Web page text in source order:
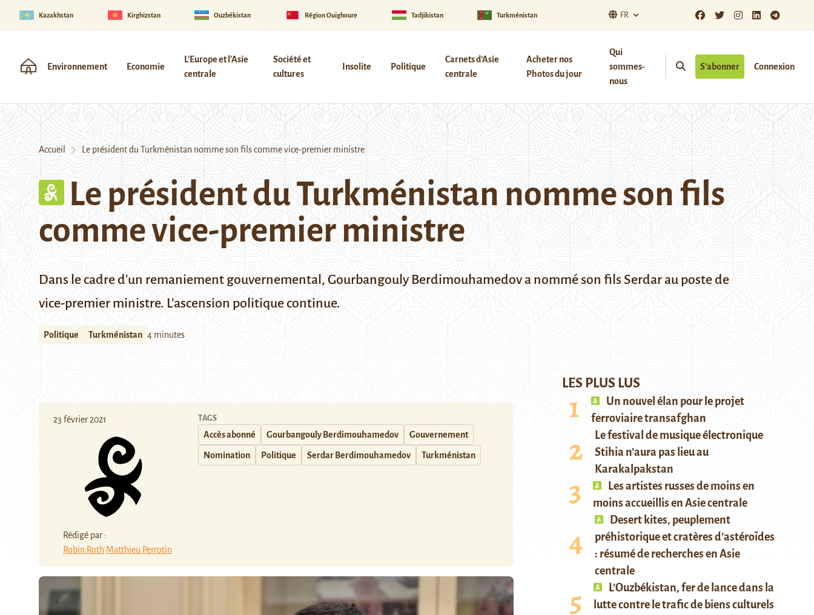
Kazakhstan Kirghizstan Ouzbékistan Région Ouïghoure Tadjikistan Turkménistan FR
Environnement Economie
L'Europe et l'Asie
centrale
Société et
cultures
Insolite Politique
Carnets d’Asie
centrale
Acheter nos
Photos du jour
Qui
sommes-
nous
S’abonner Connexion
Accueil Le président du Turkménistan nomme son fils comme vice-premier ministre
Le président du Turkménistan nomme son fils
comme vice-premier ministre
Dans le cadre d'un remaniement gouvernemental, Gourbangouly Berdimouhamedov a nommé son fils Serdar au poste de
vice-premier ministre. L’ascension politique continue.
Politique Turkménistan 4 minutes
23 février 2021
Rédigé par :
Robin Roth Matthieu Perrotin
TAGS
Accès abonné Gourbangouly Berdimouhamedov Gouvernement
Nomination Politique Serdar Berdimouhamedov Turkménistan
LES PLUS LUS
Un nouvel élan pour le projet
ferroviaire transafghan
Le festival de musique électronique
Stihia n’aura pas lieu au
Karakalpakstan
Les artistes russes de moins en
moins accueillis en Asie centrale
Desert kites, peuplement
préhistorique et cratères d’astéroïdes
: résumé de recherches en Asie
centrale
L’Ouzbékistan, fer de lance dans la
lutte contre le trafic de biens culturels